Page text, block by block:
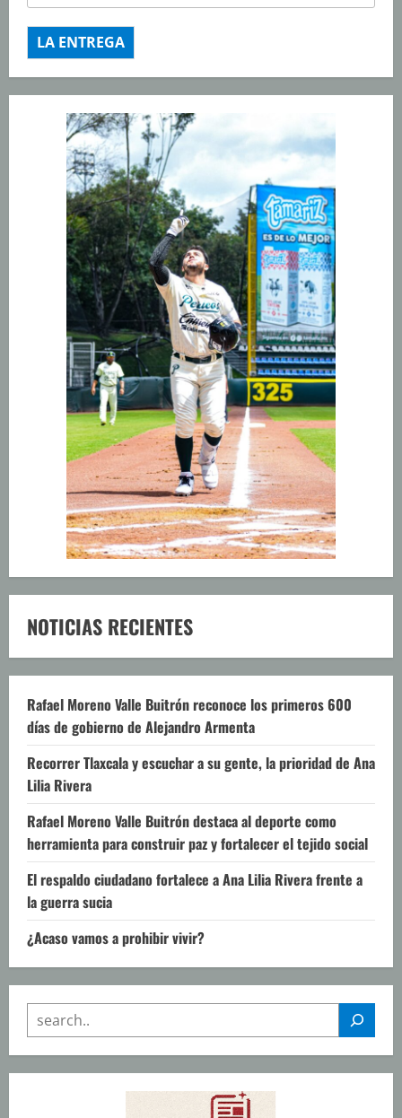
LA ENTREGA
NOTICIAS RECIENTES
Rafael Moreno Valle Buitrón reconoce los primeros 600
días de gobierno de Alejandro Armenta
Recorrer Tlaxcala y escuchar a su gente, la prioridad de Ana
Lilia Rivera
Rafael Moreno Valle Buitrón destaca al deporte como
herramienta para construir paz y fortalecer el tejido social
El respaldo ciudadano fortalece a Ana Lilia Rivera frente a
la guerra sucia
¿Acaso vamos a prohibir vivir?
SEARCH